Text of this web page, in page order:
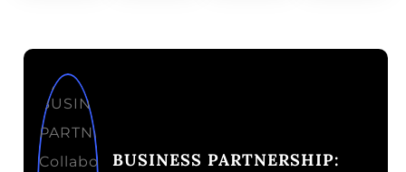
BUSINESS PARTNERSHIP: